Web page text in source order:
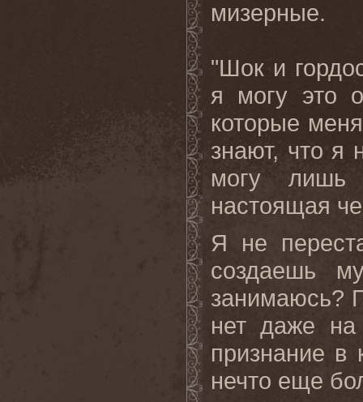
мизерные.
"Шок и
я могу это
которые
знают, что я
могу лишь
настоящая
Я не
создаешь
занимаюсь?
нет даже на
признание в
нечто еще